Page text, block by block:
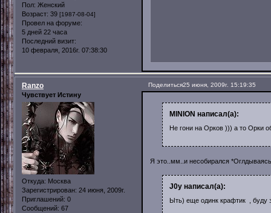
Пол: Женский
Возраст: 39 [1987-08-04]
Провел на форуме:
5 дней 22 часа
Последний визит:
10 февраля, 2016г. 07:38:30
Поделиться25 июня, 2009г. 15:19:35
Ranzo
Чувствует Истину
Откуда: Москва
Зарегистрирован: 24 июня, 2009г.
Приглашений: 0
Сообщений: 67
MINION написал(а):
Не гони на Орков ))) а то Орки
Я это..мм..и несобирался
J0y написал(а):
Ыть) еще одинк крафтик , буду